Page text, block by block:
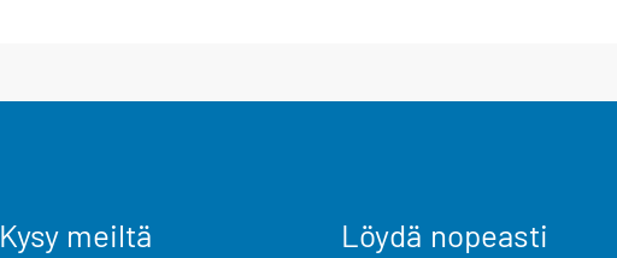
Kysy meiltä Löydä nopeasti